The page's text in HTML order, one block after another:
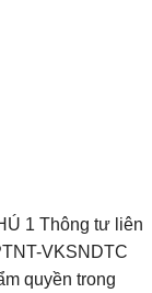
1 Thông tư liên
VKSNDTC
quyền trong